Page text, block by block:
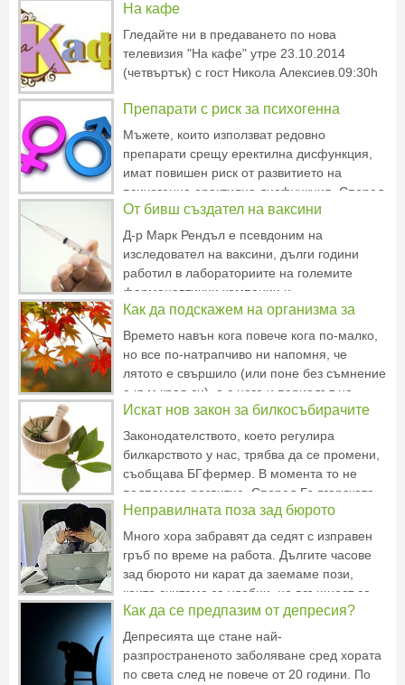
за сметка на богатите на целулоза зърнени
храни, плодове и зеленчуци. Според доктор
Ан Саймъс, клиницист и професор към
Медицинския център на Калиф
На кафе
Гледайте ни в предаването по нова
телевизия "На кафе" утре 23.10.2014
(четвъртък) с гост Никола Алексиев.09:30h
Препарати с риск за психогенна
еректилна дисфункция
Мъжете, които използват редовно
препарати срещу еректилна дисфункция,
имат повишен риск от развитието на
психогенна еректилна дисфункция. Според
проведено проучване, редовната употреба
на тези препарати повишава риска от
В проучването било установено, че
От бивш създател на ваксини
Д-р Марк Рендъл е псевдоним на
изследовател на ваксини, дълги години
работил в лабораториите на големите
фармацевтични компании и
правителствения Национален Институт по
здравето. Марк се е уволнил през
думи, той изпитал омерзение от това, което
е открил за ваксин
Как да подскажем на организма за
есента?
Времето навън кога повече кога по-малко,
но все по-натрапчиво ни напомня, че
лятото е свършило (или поне без съмнение
е към края си), а с него и периодът на
почивките и разпускането. Разходките,
правилното хранене и масажът могат да ви
помогнат да се справите с напрежението в
организма и евентуалнит
Искат нов закон за билкосъбирачите
Законодателството, което регулира
билкарството у нас, трябва да се промени,
съобщава БГфермер. В момента то не
подпомага развитие. Според Българската
асоциация на билкарите и гъбарите трябва
да се обърне внимание на сектора, тъй
като той дава прехрана на много хора в
страната. У нас дейностт
Неправилната поза зад бюрото
Много хора забравят да седят с изправен
гръб по време на работа. Дългите часове
зад бюрото ни карат да заемаме пози,
които считаме за удобни, но всъщност са
много вредни за тялото и здравето изобщо.
Човек трябва да се старае да позиционира
тялото си така, че позата да следва
Как да се предпазим от депресия?
Депресията ще стане най-
разпространеното заболяване сред хората
по света след не повече от 20 години. По